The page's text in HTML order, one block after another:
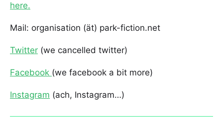
here.
Mail: organisation (ät) park-fiction.net
Twitter (we cancelled twitter)
Facebook (we facebook a bit more)
Instagram (ach, Instagram…)